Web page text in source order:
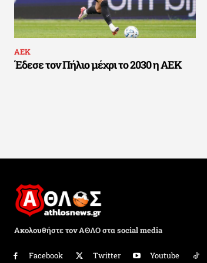
ΑΕΚ
Έδεσε τον Πήλιο μέχρι το 2030 η ΑΕΚ
Ακολουθήστε τον ΑΘΛΟ στα social media
Facebook Twitter Youtube